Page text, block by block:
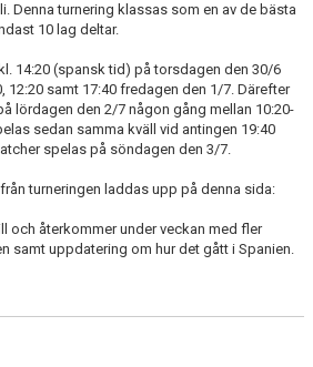
Denna turnering klassas som en av de bästa
10 lag deltar.
14:20 (spansk tid) på torsdagen den 30/6
12:20 samt 17:40 fredagen den 1/7. Därefter
lördagen den 2/7 någon gång mellan 10:20-
sedan samma kväll vid antingen 19:40
spelas på söndagen den 3/7.
turneringen laddas upp på denna sida:
och återkommer under veckan med fler
samt uppdatering om hur det gått i Spanien.